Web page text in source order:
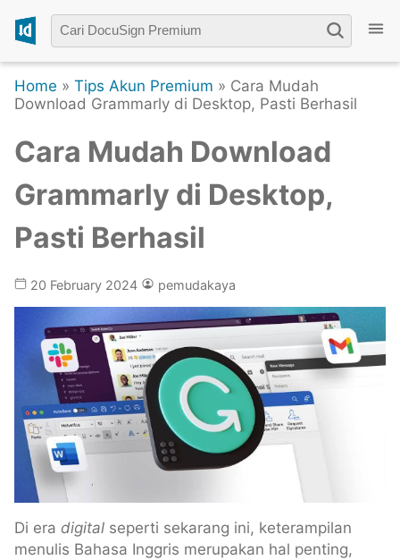
Home » Tips Akun Premium » Cara Mudah
Download Grammarly di Desktop, Pasti Berhasil
Cara Mudah Download
Grammarly di Desktop,
Pasti Berhasil
20 February 2024 pemudakaya
Di era digital seperti sekarang ini, keterampilan
menulis Bahasa Inggris merupakan hal penting,